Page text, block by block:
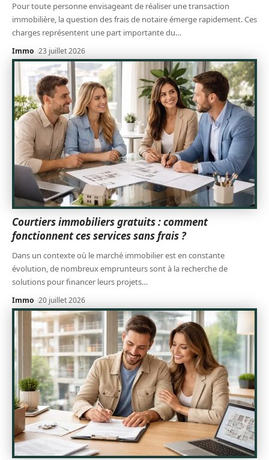
Pour toute personne envisageant de réaliser une transaction
immobilière, la question des frais de notaire émerge rapidement. Ces
charges représentent une part importante du…
Immo 23 juillet 2026
Courtiers immobiliers gratuits : comment
fonctionnent ces services sans frais ?
Dans un contexte où le marché immobilier est en constante
évolution, de nombreux emprunteurs sont à la recherche de
solutions pour financer leurs projets…
Immo 20 juillet 2026